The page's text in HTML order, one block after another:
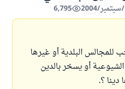
6,795
للمجالس البلدية أو غيرها
أو يسخر بالدين
دينا ؟.